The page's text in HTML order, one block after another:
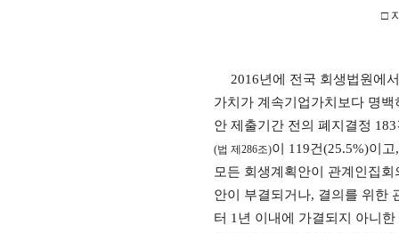
□
2016년에 전국 회생법원에
가치가 계속기업가치보다 명
안 제출기간 전의 폐지결정 183
(법 제 286조)이 119건(25.5%)이고
모든 회생계획안이 관계인집
안이 부결되거나, 결의를 위한
터 1 년 이내에 가결되지 아니한